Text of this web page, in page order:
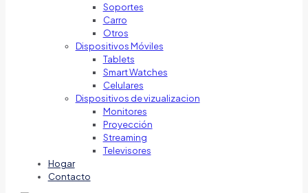
Soportes
Carro
Otros
Dispositivos Móviles
Tablets
Smart Watches
Celulares
Dispositivos de vizualizacion
Monitores
Proyección
Streaming
Televisores
Hogar
Contacto